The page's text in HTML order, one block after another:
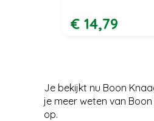
€ 14,79
Je bekijkt nu Boon
je meer weten van
op.